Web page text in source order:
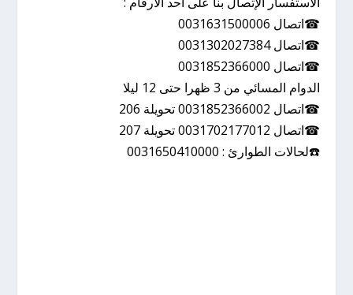
☎اتصال 0031631500006
☎اتصال 0031302027384
☎اتصال 0031852366000
الدوام المسائي من 3 ظهرا حتى 12 ليلا
☎اتصال 0031852366002 تحويلة 206
☎اتصال 0031702177012 تحويلة 207
☎️لحالات الطوارئ : 0031650410000